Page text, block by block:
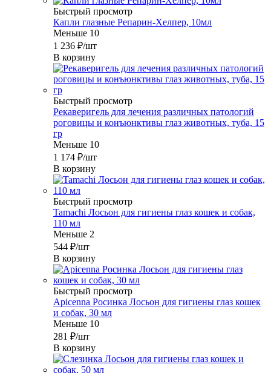
Быстрый просмотр
Капли глазные Репарин-Хелпер, 10мл
Меньше 10
1 236 ₽/шт
В корзину
Быстрый просмотр
Рекаверигель для лечения различных патологий
роговицы и конъюнктивы глаз животных, туба, 15
гр
Меньше 10
1 174 ₽/шт
В корзину
Быстрый просмотр
Tamachi Лосьон для гигиены глаз кошек и собак,
110 мл
Меньше 2
544 ₽/шт
В корзину
Быстрый просмотр
Apicenna Росинка Лосьон для гигиены глаз кошек
и собак, 30 мл
Меньше 10
281 ₽/шт
В корзину